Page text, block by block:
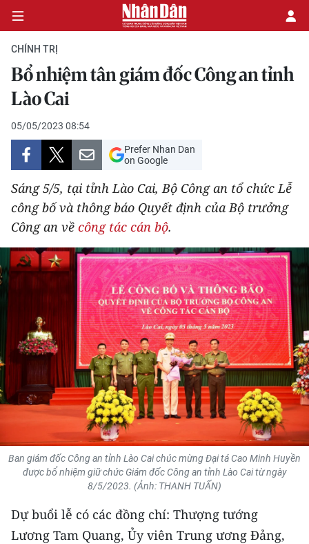
CHÍNH TRỊ
KINH TẾ
VĂN HÓA
XÃ HỘI
PHÁP LUẬT
DU LỊCH
THẾ GIỚI
THỂ THAO
GIÁO DỤC
Y TẾ
KHOA HỌC - CÔNG NGHỆ
MÔI TRƯỜNG
KIỂM CHỨNG THÔNG TIN
CHÍNH TRỊ
Bổ nhiệm tân giám đốc Công an tỉnh
Lào Cai
05/05/2023 08:54
Prefer Nhan Dan
on Google
Sáng 5/5, tại tỉnh Lào Cai, Bộ Công an tổ chức Lễ
công bố và thông báo Quyết định của Bộ trưởng
Công an về công tác cán bộ.
Ban giám đốc Công an tỉnh Lào Cai chúc mừng Đại tá Cao Minh Huyền
được bổ nhiệm giữ chức Giám đốc Công an tỉnh Lào Cai từ ngày
8/5/2023. (Ảnh: THANH TUẤN)
Dự buổi lễ có các đồng chí: Thượng tướng
Lương Tam Quang, Ủy viên Trung ương Đảng,